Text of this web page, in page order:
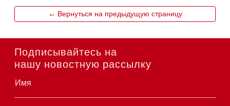
← Вернуться на предыдущую страницу
Подписывайтесь на
нашу новостную рассылку
Имя